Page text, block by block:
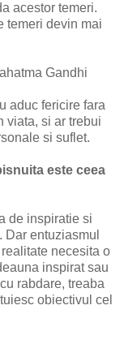
acestor temeri.
temeri devin mai
Gandhi
aduc fericire fara
viata, si ar trebui
si suflet.
este ceea
de inspiratie si
entuziasmul
necesita o
inspirat sau
rabdare, treaba
obiectivul cel